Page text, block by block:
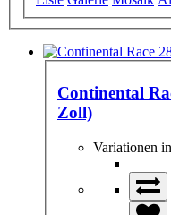
Continental
Zoll)
Variationen